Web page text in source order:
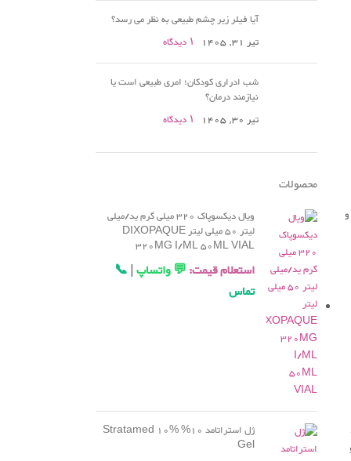
و
آیا فیلر زیر چشم طبیعی به نظر می رسد؟
تیر 31, 1405
۱ دیدگاه
شب ادراری کودکان؛ امری طبیعی است یا
نیازمند درمان؟
تیر 30, 1405
۱ دیدگاه
محصولات
ویال دیکسوپاک 320 میلی گرم ید/میلی
لیتر 50 میلی لیتر DIXOPAQUE
320MG I/ML 50ML VIAL
استعلام قیمت:💬 واتساپ|
📞
تماس
ژل استراتامد 10% Stratamed 10%
Gel